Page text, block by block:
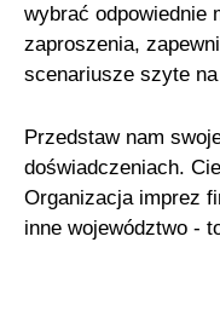
wybrać odpowiednie
zaproszenia,
scenariusze szyte
Przedstaw nam
doświadczeniach.
Organizacja imprez
inne województwo -